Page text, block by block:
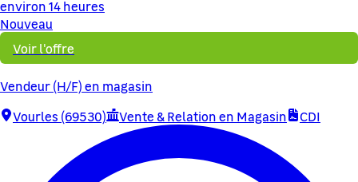
environ 14 heures
Nouveau
Voir l'offre
Vendeur (H/F) en magasin
Vourles (69530)
Vente & Relation en Magasin CDI